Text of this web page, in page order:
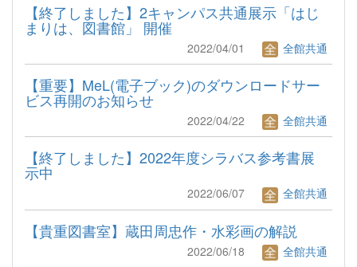
【終了しました】2キャンパス共通展示「はじ
まりは、図書館」 開催
2022/04/01 全館共通
【重要】MeL(電子ブック)のダウンロードサー
ビス再開のお知らせ
2022/04/22 全館共通
【終了しました】2022年度シラバス参考書展
示中
2022/06/07 全館共通
【貴重図書室】蔵田周忠作・水彩画の解説
2022/06/18 全館共通